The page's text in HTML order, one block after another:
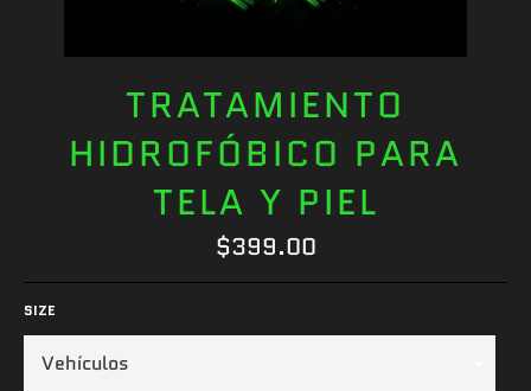
TRATAMIENTO
HIDROFÓBICO PARA
TELA Y PIEL
Precio
habitual
$399.00
SIZE